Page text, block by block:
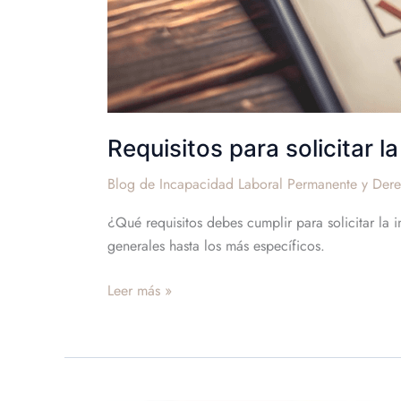
Requisitos para solicitar
Blog de Incapacidad Laboral Permanente y
¿Qué requisitos debes cumplir para solicitar la
generales hasta los más específicos.
Leer más »